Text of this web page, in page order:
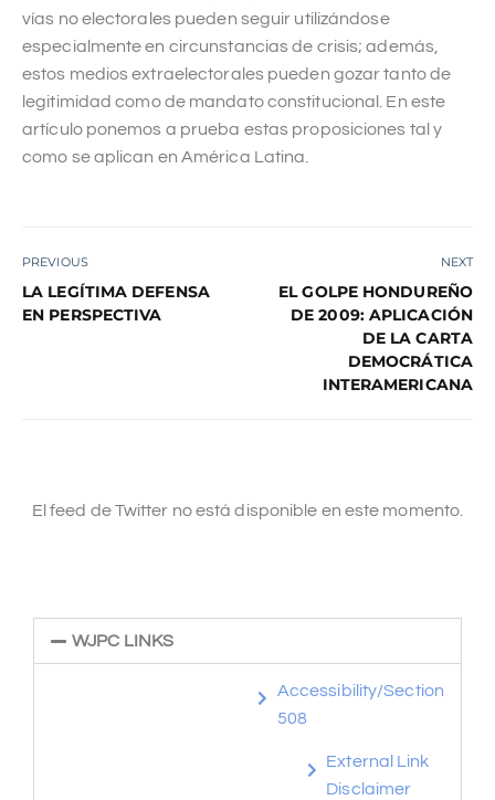
vías no electorales pueden seguir utilizándose
especialmente en circunstancias de crisis; además,
estos medios extraelectorales pueden gozar tanto de
legitimidad como de mandato constitucional. En este
artículo ponemos a prueba estas proposiciones tal y
como se aplican en América Latina.
PREVIOUS
LA LEGÍTIMA DEFENSA
EN PERSPECTIVA
NEXT
EL GOLPE HONDUREÑO
DE 2009: APLICACIÓN
DE LA CARTA
DEMOCRÁTICA
INTERAMERICANA
El feed de Twitter no está disponible en este momento.
WJPC LINKS
Accessibility/Section
508
External Link
Disclaimer